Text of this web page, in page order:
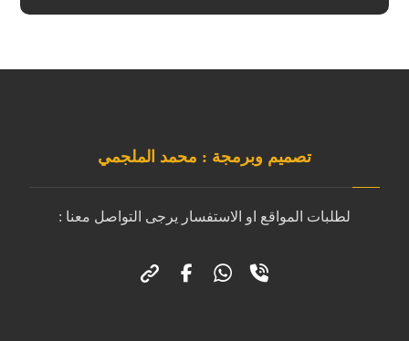
تصميم وبرمجة : محمد الملجمي
لطلبات المواقع او الاستفسار يرجى التواصل معنا :